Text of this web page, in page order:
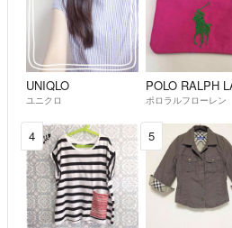
UNIQLO
ユニクロ ポロラルフローレン
4 5